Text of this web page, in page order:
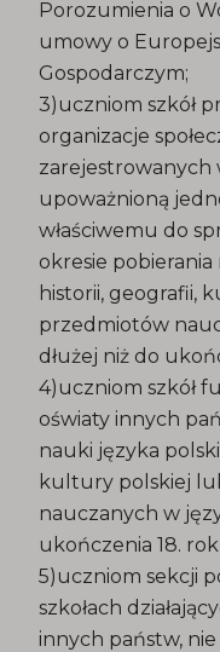
Porozumienia o
umowy o
Gospodarczym;
3)uczniom szkół
organizacje
zarejestrowanych
upoważnioną
właściwemu do
okresie
historii, geografii,
przedmiotów
dłużej niż do
4)uczniom szkół
oświaty innych
nauki języka
kultury polskiej
nauczanych w
ukończenia 18.
5)uczniom sekcji
szkołach
innych państw, nie